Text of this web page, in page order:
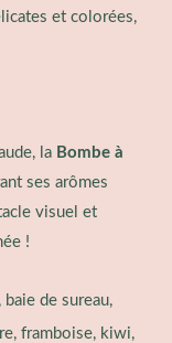
et colorées,
la Bombe à
ses arômes
visuel et
!
baie de sureau,
framboise, kiwi,